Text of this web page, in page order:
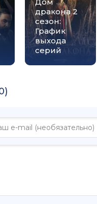
дракона 2
сезон:
График
выхода
серий